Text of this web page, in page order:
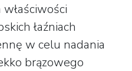
łaźniach
w celu nadania
brązowego